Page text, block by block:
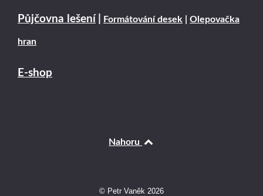
Půjčovna lešení Formátování desek Olepovačka
hran
E-shop
Nahoru
© Petr Vaněk 2026